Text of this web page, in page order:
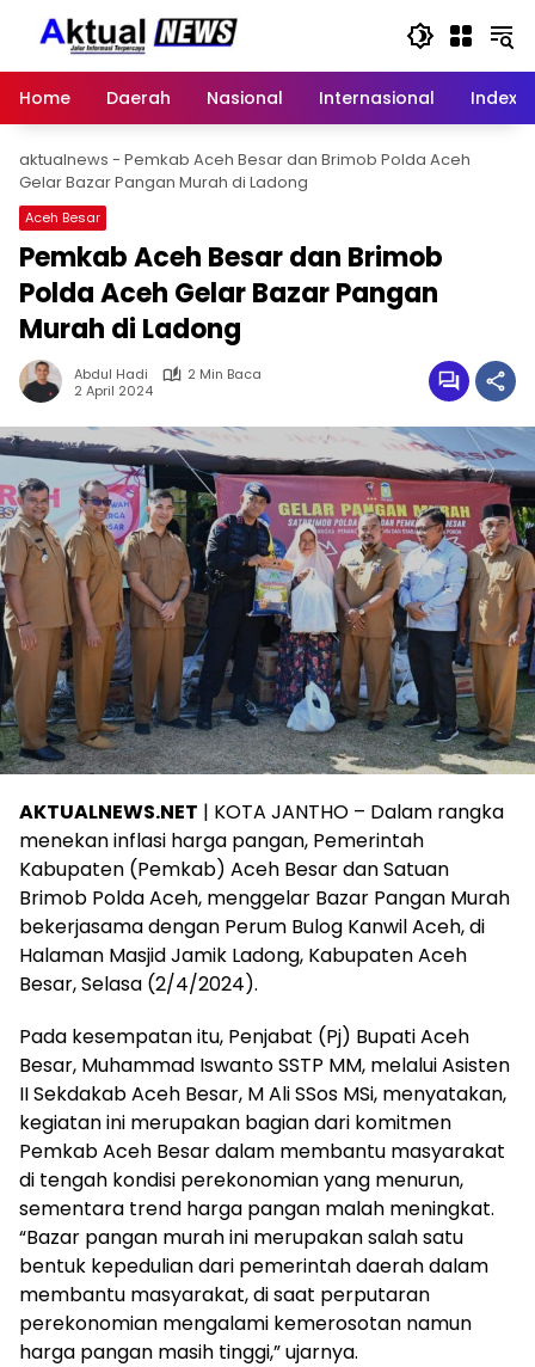
Home
Daerah Nasional Internasional Index
aktualnews - Pemkab Aceh Besar dan Brimob Polda Aceh
Gelar Bazar Pangan Murah di Ladong
Aceh Besar
Pemkab Aceh Besar dan Brimob
Polda Aceh Gelar Bazar Pangan
Murah di Ladong
Abdul Hadi
2 Min Baca
2 April 2024
AKTUALNEWS.NET | KOTA JANTHO – Dalam rangka
menekan inflasi harga pangan, Pemerintah
Kabupaten (Pemkab) Aceh Besar dan Satuan
Brimob Polda Aceh, menggelar Bazar Pangan Murah
bekerjasama dengan Perum Bulog Kanwil Aceh, di
Halaman Masjid Jamik Ladong, Kabupaten Aceh
Besar, Selasa (2/4/2024).
Pada kesempatan itu, Penjabat (Pj) Bupati Aceh
Besar, Muhammad Iswanto SSTP MM, melalui Asisten
II Sekdakab Aceh Besar, M Ali SSos MSi, menyatakan,
kegiatan ini merupakan bagian dari komitmen
Pemkab Aceh Besar dalam membantu masyarakat
di tengah kondisi perekonomian yang menurun,
sementara trend harga pangan malah meningkat.
“Bazar pangan murah ini merupakan salah satu
bentuk kepedulian dari pemerintah daerah dalam
membantu masyarakat, di saat perputaran
perekonomian mengalami kemerosotan namun
harga pangan masih tinggi,” ujarnya.